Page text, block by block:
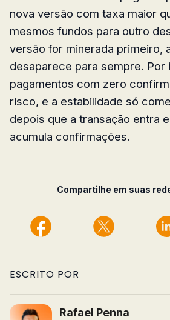
nova versão com taxa maior
mesmos fundos para outro
versão for minerada primeiro,
desaparece para sempre. Por
pagamentos com zero
risco, e a estabilidade só
depois que a transação entra
acumula confirmações.
Compartilhe em suas
ESCRITO POR
Rafael Penna